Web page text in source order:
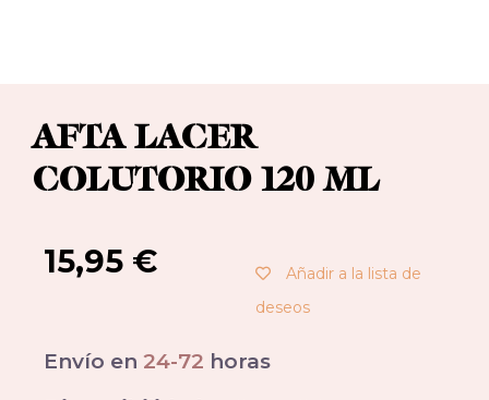
AFTA LACER
COLUTORIO 120 ML
15,95 €
Añadir a la lista de
deseos
Envío en 24-72 horas